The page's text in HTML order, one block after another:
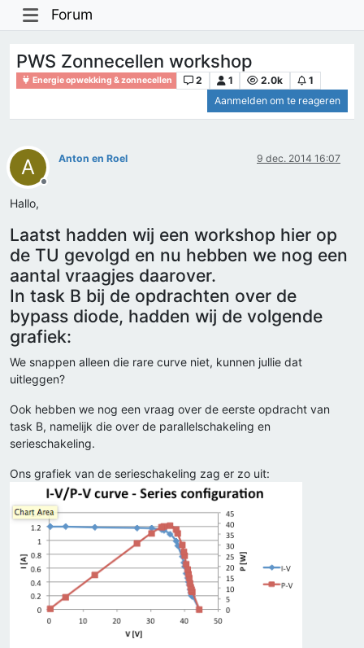
Forum
PWS Zonnecellen workshop
Energie opwekking & zonnecellen 2 1 2.0k
1
Aanmelden om te reageren
A
Offline
Anton en Roel 9 dec. 2014 16:07
Hallo,
Laatst hadden wij een workshop hier op
de TU gevolgd en nu hebben we nog een
aantal vraagjes daarover.
In task B bij de opdrachten over de
bypass diode, hadden wij de volgende
grafiek:
We snappen alleen die rare curve niet, kunnen jullie dat
uitleggen?
Ook hebben we nog een vraag over de eerste opdracht van
task B, namelijk die over de parallelschakeling en
serieschakeling.
Ons grafiek van de serieschakeling zag er zo uit: